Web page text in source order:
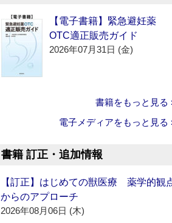
【電子書籍】緊急避妊薬
OTC適正販売ガイド
2026年07月31日 (金)
書籍をもっと見る
電子メディアをもっと見る
書籍 訂正・追加情報
【訂正】はじめての獣医療 薬学的観
からのアプローチ
2026年08月06日 (木)